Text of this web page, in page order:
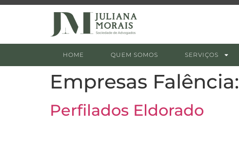
HOME QUEM SOMOS SERVIÇOS
Empresas Falência:
Perfilados Eldorado